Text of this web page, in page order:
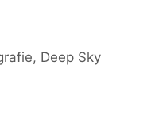
, Deep Sky